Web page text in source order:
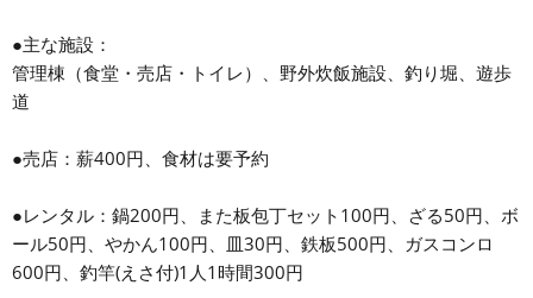
●主な施設：
管理棟（食堂・売店・トイレ）、野外炊飯施設、釣り堀、遊歩
道
●売店：薪400円、食材は要予約
●レンタル：鍋200円、また板包丁セット100円、ざる50円、ボ
ール50円、やかん100円、皿30円、鉄板500円、ガスコンロ
600円、釣竿(えさ付)1人1時間300円